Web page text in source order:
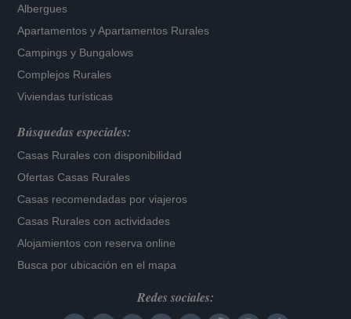
Albergues
Apartamentos yApartamentos Rurales
Campings y Bungalows
Complejos Rurales
Viviendas turísticas
Búsquedas especiales:
Casas Rurales con disponibilidad
Ofertas Casas Rurales
Casas recomendadas por viajeros
Casas Rurales con actividades
Alojamientos con reserva online
Busca por ubicación en el mapa
Redes sociales: